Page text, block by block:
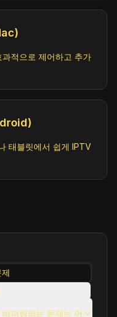
inwo
inwonder-s
적으로 제어하고 추가
태블릿에서 쉽게 IPTV
퍼링되는 문제는 어